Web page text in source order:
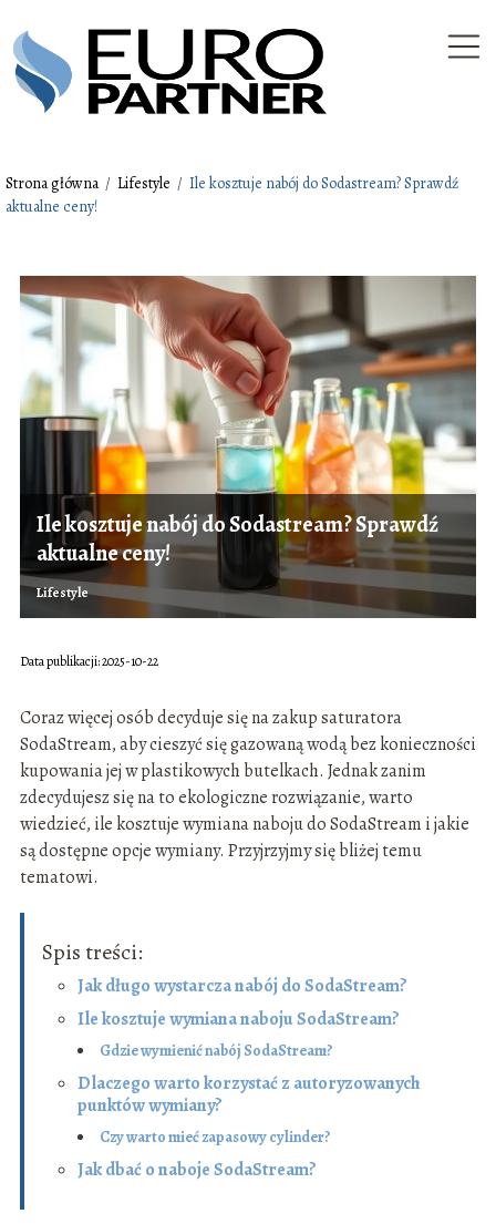
Strona główna / Lifestyle / Ile kosztuje nabój do Sodastream? Sprawdź
aktualne ceny!
Ile kosztuje nabój do Sodastream? Sprawdź
aktualne ceny!
Lifestyle
Data publikacji: 2025-10-22
Coraz więcej osób decyduje się na zakup saturatora
SodaStream, aby cieszyć się gazowaną wodą bez konieczności
kupowania jej w plastikowych butelkach. Jednak zanim
zdecydujesz się na to ekologiczne rozwiązanie, warto
wiedzieć, ile kosztuje wymiana naboju do SodaStream i jakie
są dostępne opcje wymiany. Przyjrzyjmy się bliżej temu
tematowi.
Spis treści:
Jak długo wystarcza nabój do SodaStream?
Ile kosztuje wymiana naboju SodaStream?
Gdzie wymienić nabój SodaStream?
Dlaczego warto korzystać z autoryzowanych
punktów wymiany?
Czy warto mieć zapasowy cylinder?
Jak dbać o naboje SodaStream?